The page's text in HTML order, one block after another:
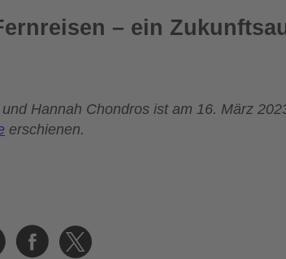
– ein
Hannah Chondros ist am 16. März
erschienen.